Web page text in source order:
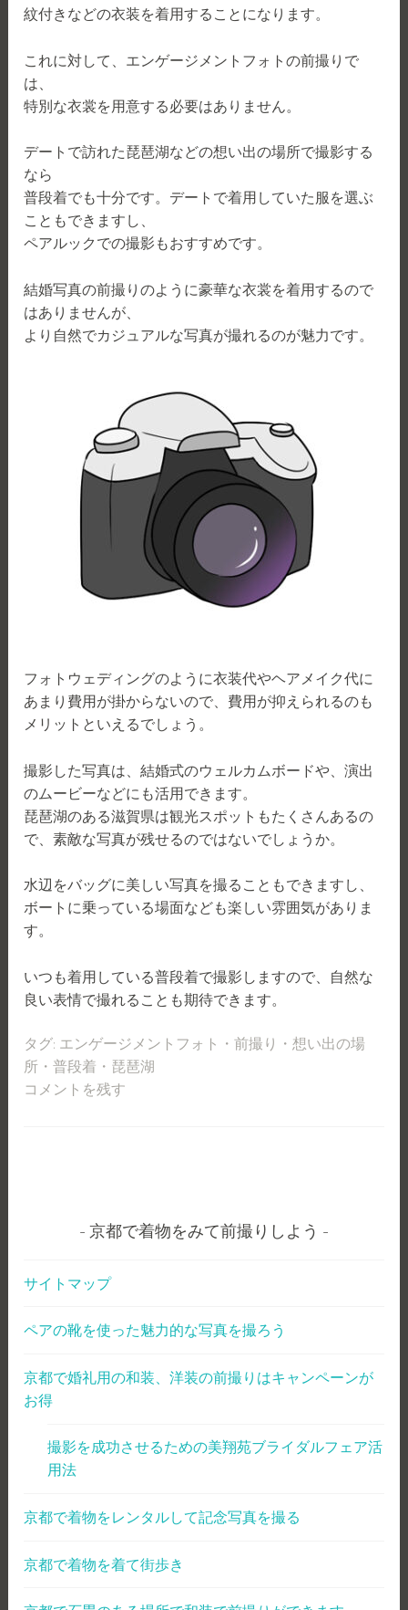
紋付きなどの衣装を着用することになります。
これに対して、エンゲージメントフォトの前撮りで
は、
特別な衣裳を用意する必要はありません。
デートで訪れた琵琶湖などの想い出の場所で撮影する
なら
普段着でも十分です。デートで着用していた服を選ぶ
こともできますし、
ペアルックでの撮影もおすすめです。
結婚写真の前撮りのように豪華な衣裳を着用するので
はありませんが、
より自然でカジュアルな写真が撮れるのが魅力です。
フォトウェディングのように衣装代やヘアメイク代に
あまり費用が掛からないので、費用が抑えられるのも
メリットといえるでしょう。
撮影した写真は、結婚式のウェルカムボードや、演出
のムービーなどにも活用できます。
琵琶湖のある滋賀県は観光スポットもたくさんあるの
で、素敵な写真が残せるのではないでしょうか。
水辺をバッグに美しい写真を撮ることもできますし、
ボートに乗っている場面なども楽しい雰囲気がありま
す。
いつも着用している普段着で撮影しますので、自然な
良い表情で撮れることも期待できます。
タグ: エンゲージメントフォト ・前撮り ・想い出の場
所 ・普段着 ・ 琵琶湖
コメントを残す
京都で着物をみて前撮りしよう
サイトマップ
ペアの靴を使った魅力的な写真を撮ろう
京都で婚礼用の和装、洋装の前撮りはキャンペーンが
お得
撮影を成功させるための美翔苑ブライダルフェア活
用法
京都で着物をレンタルして記念写真を撮る
京都で着物を着て街歩き